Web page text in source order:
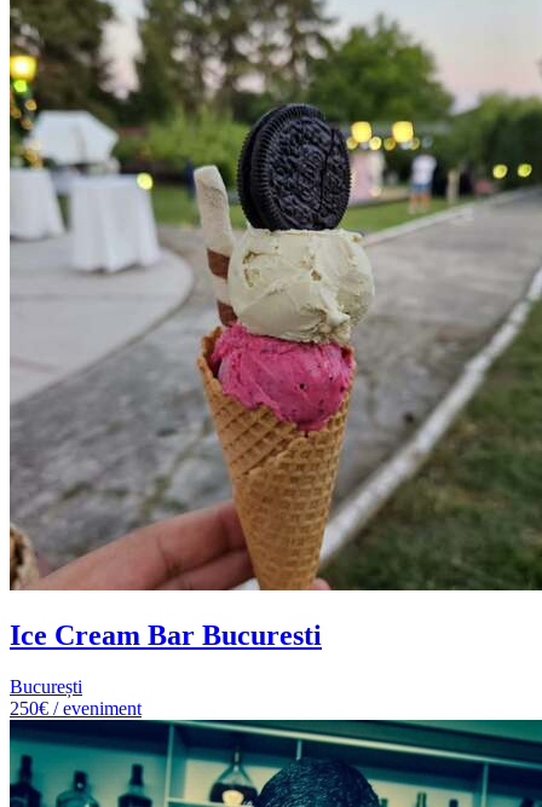
Ice Cream Bar Bucuresti
București
250€ / eveniment